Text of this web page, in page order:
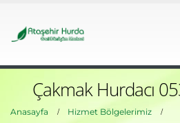
Çakmak Hurdacı
Anasayfa
Hizmet Bölgelerimiz